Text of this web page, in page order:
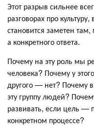
Этот разрыв сильнее
разговорах про
становится заметен
а конкретного ответа.
Почему на эту роль мы
человека? Почему у
другого — нет? Почему
эту группу людей?
развивать, если цель —
конкретном процессе?